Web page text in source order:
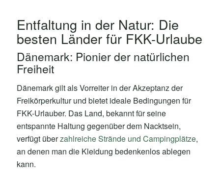
Entfaltung in der Natur: Die
besten Länder für FKK-Urlaube
Dänemark: Pionier der natürlichen
Freiheit
Dänemark gilt als Vorreiter in der Akzeptanz der
Freikörperkultur und bietet ideale Bedingungen für
FKK-Urlauber. Das Land, bekannt für seine
entspannte Haltung gegenüber dem Nacktsein,
verfügt überzahlreiche Strände und Campingplätze,
an denen man die Kleidung bedenkenlos ablegen
kann.